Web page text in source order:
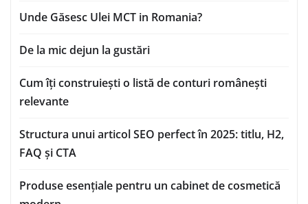
Unde Găsesc Ulei MCT in Romania?
De la mic dejun la gustări
Cum îți construiești o listă de conturi românești
relevante
Structura unui articol SEO perfect în 2025: titlu, H2,
FAQ și CTA
Produse esențiale pentru un cabinet de cosmetică